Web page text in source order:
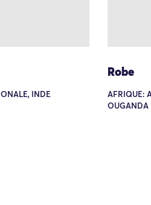
INDE
Robe
AFRIQUE:
OUGANDA